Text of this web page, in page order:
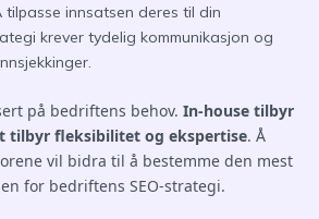
tilpasse innsatsen deres til din
krever tydelig kommunikasjon og
på bedriftens behov. In-house tilbyr
tilbyr fleksibilitet og ekspertise. Å
vil bidra til å bestemme den mest
for bedriftens SEO-strategi.